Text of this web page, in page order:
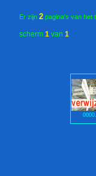
Er zijn 2 pagina's van het
scherm 1 van 1